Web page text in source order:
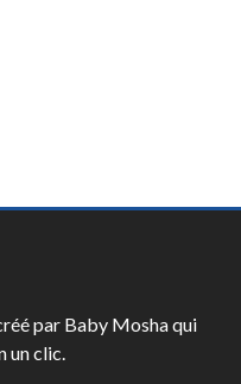
par Baby Mosha qui
un clic.